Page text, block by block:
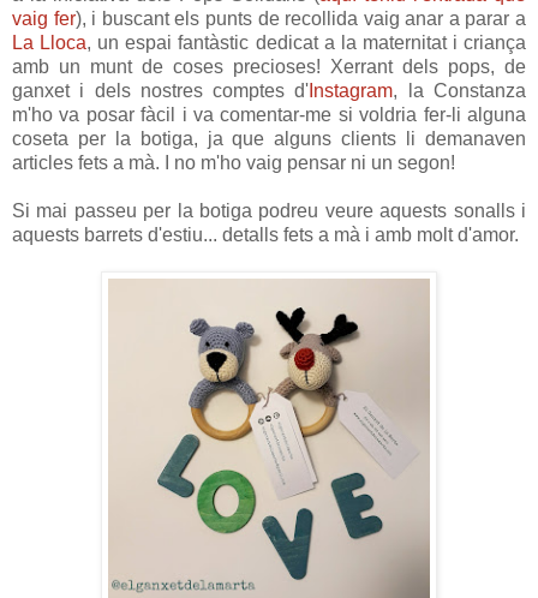
vaig fer), i buscant els punts de recollida vaig anar a parar a
La Lloca, un espai fantàstic dedicat a la maternitat i criança
amb un munt de coses precioses! Xerrant dels pops, de
ganxet i dels nostres comptes d' Instagram, la Constanza
m'ho va posar fàcil i va comentar-me si voldria fer-li alguna
coseta per la botiga, ja que alguns clients li demanaven
articles fets a mà. I no m'ho vaig pensar ni un segon!
Si mai passeu per la botiga podreu veure aquests sonalls i
aquests barrets d'estiu... detalls fets a mà i amb molt d'amor.